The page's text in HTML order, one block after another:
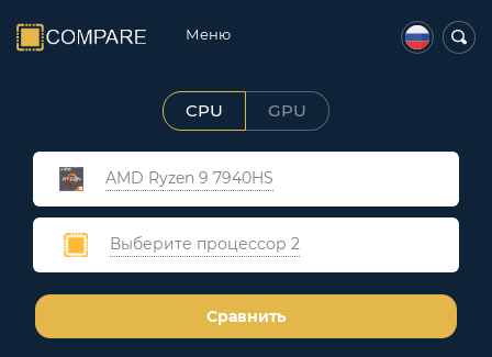
Меню
CPU GPU
AMD Ryzen 9 7940HS
Выберите процессор 2
Сравнить